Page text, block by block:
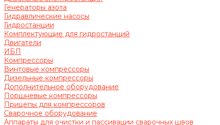
Генераторы азота
Гидравлические насосы
Гидростанции
Комплектующие для гидростанций
Двигатели
ИБП
Компрессоры
Винтовые компрессоры
Дизельные компрессоры
Дополнительное оборудование
Поршневые компрессоры
Прицепы для компрессоров
Сварочное оборудование
Аппараты для очистки и пассивации сварочных швов